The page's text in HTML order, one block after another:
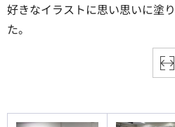
好きなイラストに思い思いに塗
た。